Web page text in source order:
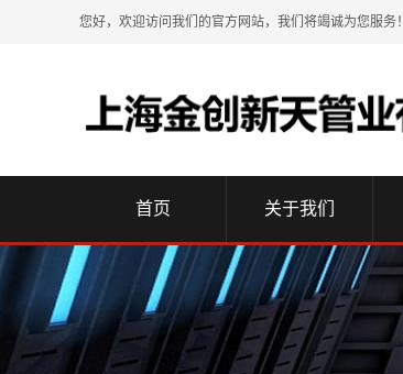
您好，欢迎访问我们的官方网站，我们将竭诚为您服务！
首页 关于我们